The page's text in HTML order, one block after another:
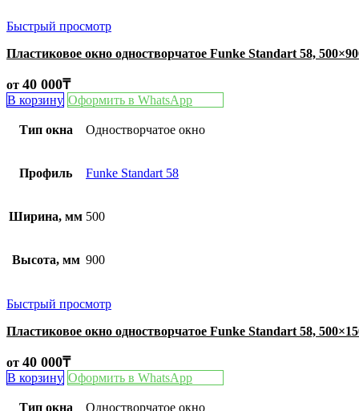
Быстрый просмотр
Пластиковое окно одностворчатое Funke Standart 58,
от 40 000₸
В корзину Оформить в WhatsApp
Тип окна Одностворчатое окно
Профиль Funke Standart 58
Ширина, мм 500
Высота, мм 900
Быстрый просмотр
Пластиковое окно одностворчатое Funke Standart 58,
от 40 000₸
В корзину Оформить в WhatsApp
Тип окна Одностворчатое окно